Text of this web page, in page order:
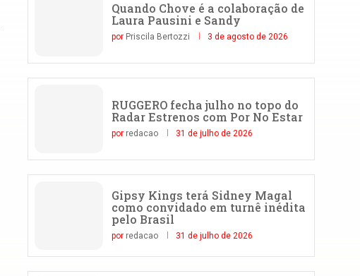
Quando Chove é a colaboração de
Laura Pausini e Sandy
por Priscila Bertozzi 3 de agosto de 2026
RUGGERO fecha julho no topo do
Radar Estrenos com Por No Estar
por redacao 31 de julho de 2026
Gipsy Kings terá Sidney Magal
como convidado em turnê inédita
pelo Brasil
por redacao 31 de julho de 2026